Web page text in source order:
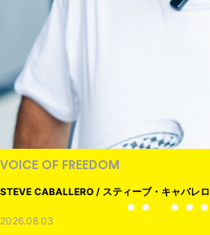
VOICE OF FREEDOM
STEVE CABALLERO / スティーブ・キャバレロ
2026.08.03